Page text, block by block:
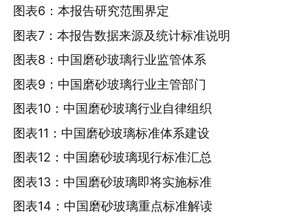
图表6：本报告研究范围界定
图表7：本报告数据来源及统计标准说明
图表8：中国磨砂玻璃行业监管体系
图表9：中国磨砂玻璃行业主管部门
图表10：中国磨砂玻璃行业自律组织
图表11：中国磨砂玻璃标准体系建设
图表12：中国磨砂玻璃现行标准汇总
图表13：中国磨砂玻璃即将实施标准
图表14：中国磨砂玻璃重点标准解读